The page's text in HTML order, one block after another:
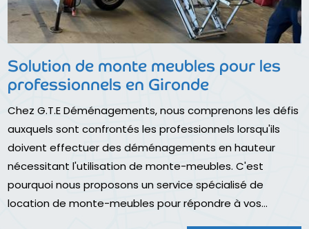
Solution de monte meubles pour les
professionnels en Gironde
Chez G.T.E Déménagements, nous comprenons les défis
auxquels sont confrontés les professionnels lorsqu'ils
doivent effectuer des déménagements en hauteur
nécessitant l'utilisation de monte-meubles. C'est
pourquoi nous proposons un service spécialisé de
location de monte-meubles pour répondre à vos...